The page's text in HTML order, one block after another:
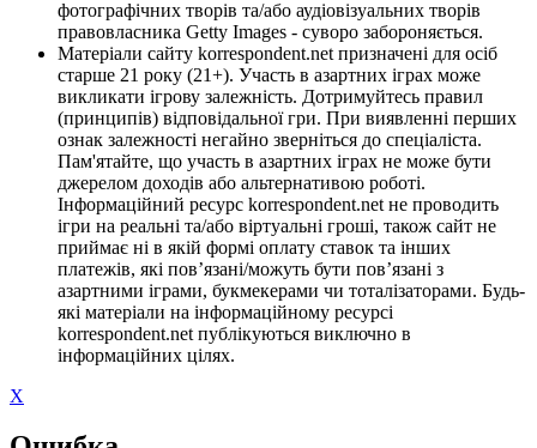
фотографічних творів та/або аудіовізуальних творів
правовласника Getty Images - суворо забороняється.
Матеріали сайту korrespondent.net призначені для осіб
старше 21 року (21+). Участь в азартних іграх може
викликати ігрову залежність. Дотримуйтесь правил
(принципів) відповідальної гри. При виявленні перших
ознак залежності негайно зверніться до спеціаліста.
Пам'ятайте, що участь в азартних іграх не може бути
джерелом доходів або альтернативою роботі.
Інформаційний ресурс korrespondent.net не проводить
ігри на реальні та/або віртуальні гроші, також сайт не
приймає ні в якій формі оплату ставок та інших
платежів, які пов’язані/можуть бути пов’язані з
азартними іграми, букмекерами чи тоталізаторами. Будь-
які матеріали на інформаційному ресурсі
korrespondent.net публікуються виключно в
інформаційних цілях.
X